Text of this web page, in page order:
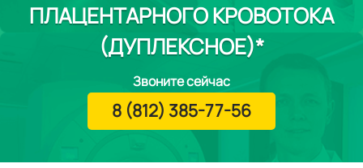
ПЛАЦЕНТАРНОГО КРОВОТОКА
(ДУПЛЕКСНОЕ)*
Звоните сейчас
8 (812) 385-77-56